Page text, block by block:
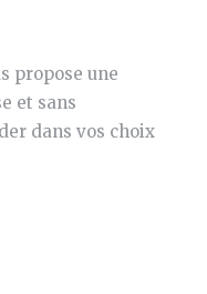
propose une
et sans
dans vos choix